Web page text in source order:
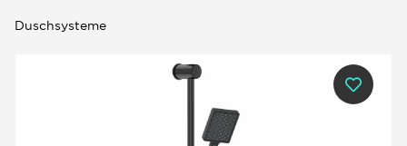
Duschsysteme